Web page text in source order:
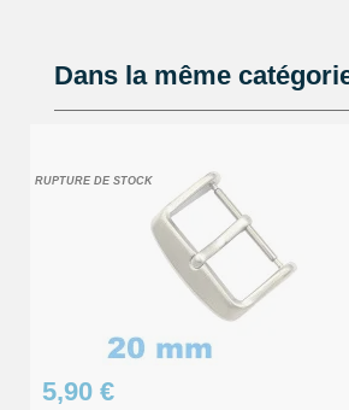
0,90 €
22,90 €
Petit pointeau de
2,90 €
Pointeau de pose
Dans la même
RUPTURE DE STOCK
5,90 €